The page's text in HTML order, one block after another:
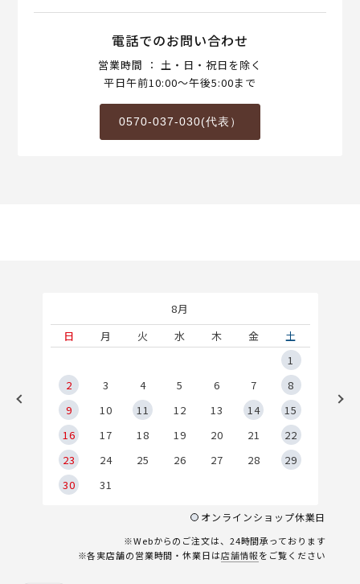
電話でのお問い合わせ
営業時間 ： 土・日・祝日を除く
平日午前10:00～午後5:00まで
0570-037-030(代表）
8月
日
月 火 水 木 金
土
1
2
3 4 5 6 7
8
9
10 11 12 13 14
15
16
17 18 19 20 21
22
23
24 25 26 27 28
29
30
31
オンラインショップ休業日
※Webからのご注文は、24時間承っております
※各実店舗の営業時間・休業日は店舗情報をご覧ください